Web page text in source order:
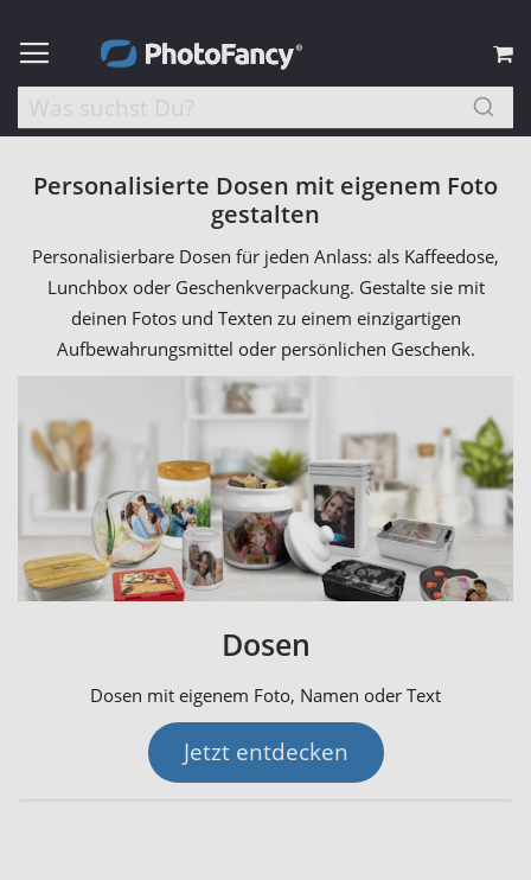
Personalisierte Dosen mit eigenem Foto
gestalten
Personalisierbare Dosen für jeden Anlass: als Kaffeedose,
Lunchbox oder Geschenkverpackung. Gestalte sie mit
deinen Fotos und Texten zu einem einzigartigen
Aufbewahrungsmittel oder persönlichen Geschenk.
Dosen
Dosen mit eigenem Foto, Namen oder Text
Jetzt entdecken